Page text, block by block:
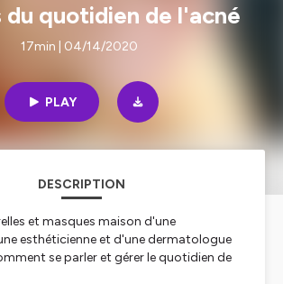
du quotidien de l'acné
17min | 04/14/2020
PLAY
DESCRIPTION
et masques maison d'une
esthéticienne et d'une dermatologue
se parler et gérer le quotidien de